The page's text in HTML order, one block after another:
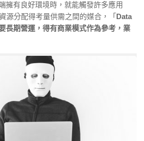
擁有良好環境時，就能觸發許多應用
源分配得考量供需之間的媒合，「 Data
長期營運，得有商業模式作為參考，業